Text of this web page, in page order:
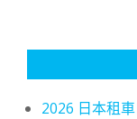
2026 日本租